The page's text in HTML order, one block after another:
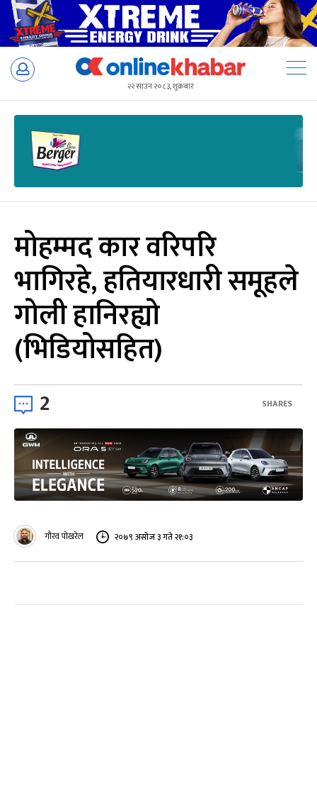
Skip
२२ साउन २०८३, शुक्रबार
मोहम्मद कार वरिपरि
भागिरहे, हतियारधारी समूहले
गोली हानिरह्यो
(भिडियोसहित)
2 SHARES
गौरव पोखरेल २०७९ असोज ३ गते २१:०३